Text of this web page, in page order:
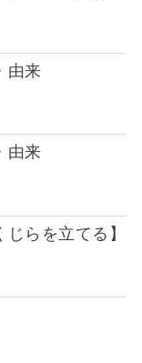
由来
由来
らを立てる】